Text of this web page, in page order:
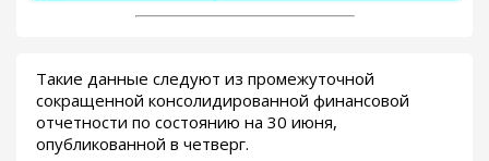
Такие данные следуют из промежуточной
сокращенной консолидированной финансовой
отчетности по состоянию на 30 июня,
опубликованной в четверг.